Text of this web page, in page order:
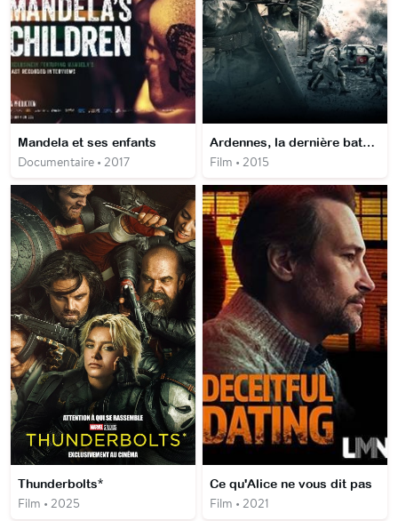
Mandela et ses enfants
Documentaire • 2017
Ardennes, la dernière bataille
Film • 2015
Thunderbolts*
Film • 2025
Ce qu'Alice ne vous dit pas
Film • 2021